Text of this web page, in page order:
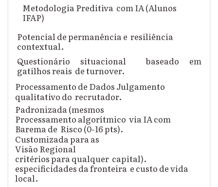
Metodologia Preditiva com IA (Alunos
IFAP)
Potencial de permanência e resiliência
contextual.
Questionário situacional baseado em
gatilhos reais de turnover.
Processamento de Dados Julgamento
qualitativo do recrutador.
Padronizada (mesmos
Processamento algorítmico via IA com
Barema de Risco (0-16 pts).
Customizada para as
Visão Regional
critérios para qualquer capital).
especificidades da fronteira e custo de vida
local.